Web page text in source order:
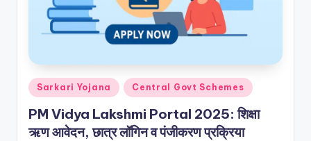
Posted
Sarkari Yojana Central Govt Schemes
PM Vidya Lakshmi Portal 2025: शिक्षा
ऋण आवेदन, छात्र लॉगिन व पंजीकरण प्रक्रिया